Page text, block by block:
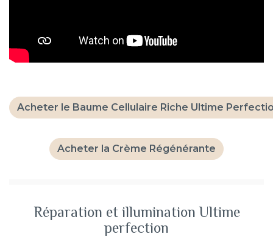
Acheter le Baume Cellulaire Riche Ultime
Acheter la Crème Régénérante
Réparation et illumination Ultime
perfection